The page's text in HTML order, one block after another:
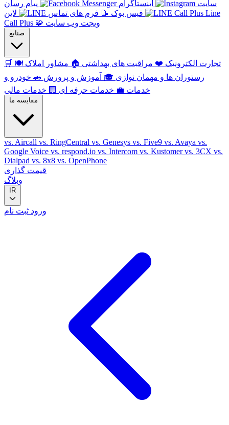
سایت
اینستاگرام
پیام رسان
فیس بوک 📝 فرم های تماس لاین
Line
Call Plus 🧩 ویجت وب سایت
صنایع
🛒 تجارت الکترونیک ❤️ مراقبت های بهداشتی 🏠 مشاور املاک 🍽️
رستوران ها و مهمان نوازی 🎓 آموزش و پرورش 🚗 خودرو و
خدمات 💼 خدمات حرفه ای 🏢 خدمات مالی
مقایسه ما
vs. Aircall vs. RingCentral vs. Genesys vs. Five9 vs. Avaya vs.
Google Voice vs. respond.io vs. Intercom vs. Kustomervs. 3CX vs.
Dialpad vs. 8x8 vs. OpenPhone
قیمت گذاری
وبلاگ
IR
ورود ثبت نام